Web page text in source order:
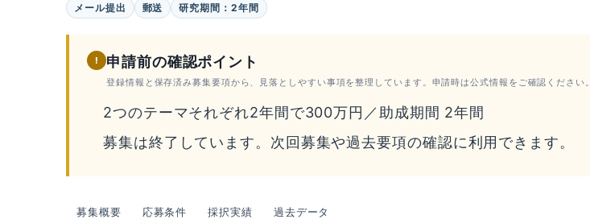
メール提出 郵送 研究期間：2年間
! 申請前の確認ポイント
登録情報と保存済み募集要項から、見落としやすい事項を整理しています。申請時は公式情報をご確認ください。
2つのテーマそれぞれ2年間で300万円／助成期間 2年間
募集は終了しています。次回募集や過去要項の確認に利用できます。
募集概要 応募条件 採択実績 過去データ